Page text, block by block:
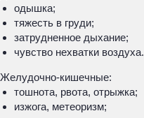
одышка;
тяжесть в груди;
затрудненное дыхание;
чувство нехватки воздуха.
Желудочно-кишечные:
тошнота, рвота, отрыжка;
изжога, метеоризм;